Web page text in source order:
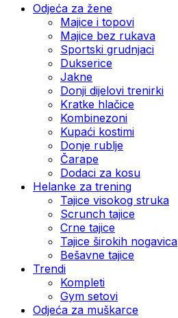
Odjeća za žene
Majice i topovi
Majice bez rukava
Sportski grudnjaci
Dukserice
Jakne
Donji dijelovi trenirki
Kratke hlačice
Kombinezoni
Kupaći kostimi
Donje rublje
Čarape
Dodaci za kosu
Helanke za trening
Tajice visokog struka
Scrunch tajice
Crne tajice
Tajice širokih nogavica
Bešavne tajice
Trendi
Kompleti
Gym setovi
Odjeća za muškarce